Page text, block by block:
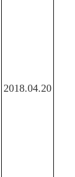
2018.04.20